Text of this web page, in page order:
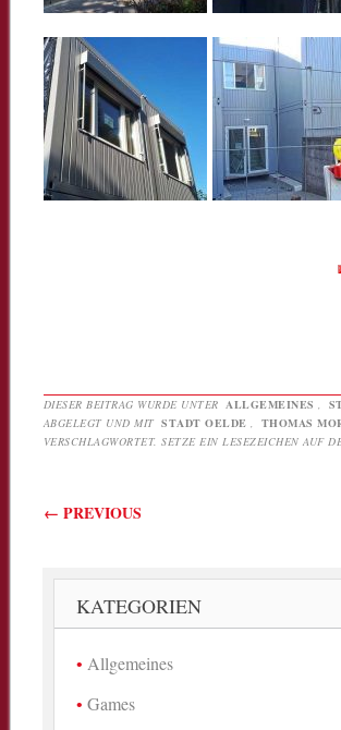
DIESER BEITRAG WURDE UNTER ALLGEMEINES
ABGELEGT UND MIT STADT OELDE
THOMAS
VERSCHLAGWORTET. SETZE EIN LESEZEICHEN AUF
Beitragsnavigation
← PREVIOUS
KATEGORIEN
Allgemeines
Games